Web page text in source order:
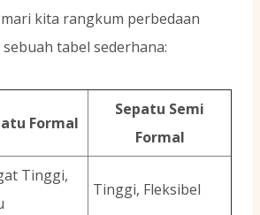
kita rangkum perbedaan
tabel sederhana:
Formal
Sepatu Semi
Formal
Tinggi,
Tinggi, Fleksibel